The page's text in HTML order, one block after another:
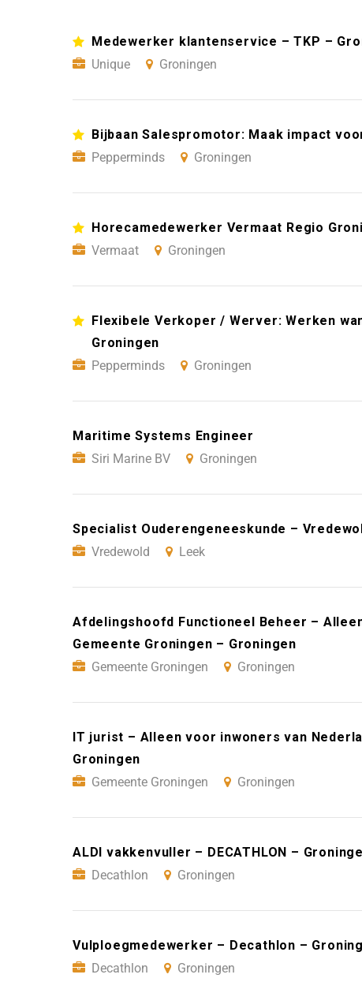
Medewerker klantenservice – TKP –
Unique
Groningen
Bijbaan Salespromotor: Maak impact
Pepperminds
Groningen
Horecamedewerker Vermaat Regio
Vermaat
Groningen
Flexibele Verkoper / Werver: Werken
Groningen
Pepperminds
Groningen
Maritime Systems Engineer
Siri Marine BV
Groningen
Specialist Ouderengeneeskunde –
Vredewold
Leek
Afdelingshoofd Functioneel Beheer –
Gemeente Groningen – Groningen
Gemeente Groningen
Groningen
IT jurist – Alleen voor inwoners van
Groningen
Gemeente Groningen
Groningen
ALDI vakkenvuller – DECATHLON –
Decathlon
Groningen
Vulploegmedewerker – Decathlon –
Decathlon
Groningen